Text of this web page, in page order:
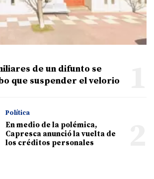
de un difunto se
que suspender el velorio
Política
En medio de la polémica,
Capresca anunció la vuelta de
los créditos personales